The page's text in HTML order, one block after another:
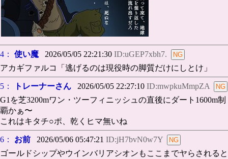
4： 使い魔 2026/05/05 22:21:30 ID:uGEP7xbh7.
アカギファルコ「逃げるのは現役時の脚質だけにしとけ」
5： トレーナーさん 2026/05/05 22:27:10 ID:mwpkuMmpZA
G1を芝3200mワン・ツーフィニッシュの直後にダート1600m制
覇かぁ〜
これはキタチ○ポ、乾くヒマ無いね
6： お前 2026/05/06 05:47:21 ID:jH7bvN0w7Y
ゴールドシップやウインバリアシオンもここまでヤらされると